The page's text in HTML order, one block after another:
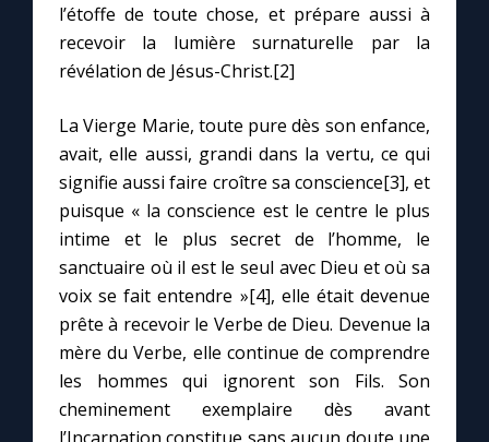
Mes intentions de prière
Une Minute avec Marie
Une neuvaine
À la une
1000 Raisons de Croire
Chapelet pour le monde
Contact
l’étoffe de toute chose, et prépare aussi à
recevoir la lumière surnaturelle par la
révélation de Jésus-Christ.[2]
La Vierge Marie, toute pure dès son enfance,
avait, elle aussi, grandi dans la vertu, ce qui
signifie aussi faire croître sa conscience[3], et
puisque « la conscience est le centre le plus
intime et le plus secret de l’homme, le
sanctuaire où il est le seul avec Dieu et où sa
voix se fait entendre »[4], elle était devenue
prête à recevoir le Verbe de Dieu. Devenue la
mère du Verbe, elle continue de comprendre
les hommes qui ignorent son Fils. Son
cheminement exemplaire dès avant